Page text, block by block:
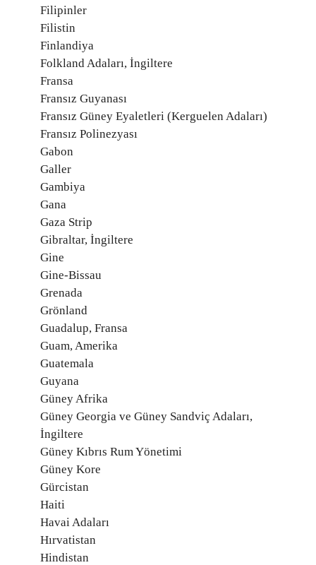
Filipinler
Filistin
Finlandiya
Folkland Adaları, İngiltere
Fransa
Fransız Guyanası
Fransız Güney Eyaletleri (Kerguelen Adaları)
Fransız Polinezyası
Gabon
Galler
Gambiya
Gana
Gaza Strip
Gibraltar, İngiltere
Gine
Gine-Bissau
Grenada
Grönland
Guadalup, Fransa
Guam, Amerika
Guatemala
Guyana
Güney Afrika
Güney Georgia ve Güney Sandviç Adaları,
İngiltere
Güney Kıbrıs Rum Yönetimi
Güney Kore
Gürcistan
Haiti
Havai Adaları
Hırvatistan
Hindistan